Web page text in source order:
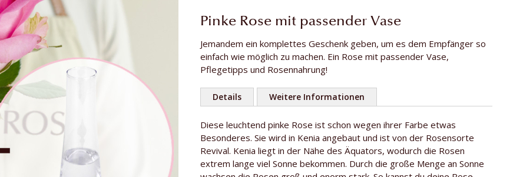
Pinke Rose mit passender Vase
Jemandem ein komplettes Geschenk geben, um es dem Empfänger so
einfach wie möglich zu machen. Ein Rose mit passender Vase,
Pflegetipps und Rosennahrung!
Details
Weitere
Informationen
Anzahl Rosen
1
Länge der Rose
ca. 60 cm
Herkunft
Kenia
Weitere Informationen
Diese leuchtend pinke Rose ist schon wegen ihrer Farbe etwas
Besonderes. Sie wird in Kenia angebaut und ist von der Rosensorte
Revival. Kenia liegt in der Nähe des Äquators, wodurch die Rosen
extrem lange viel Sonne bekommen. Durch die große Menge an Sonne